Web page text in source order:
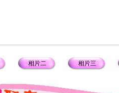
相片二 相片三